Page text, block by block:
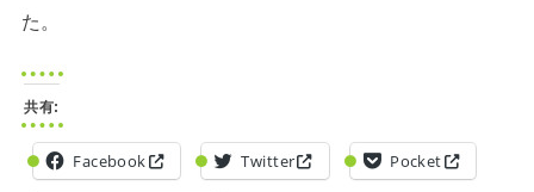
た。
共有:
Facebook Twitter Pocket